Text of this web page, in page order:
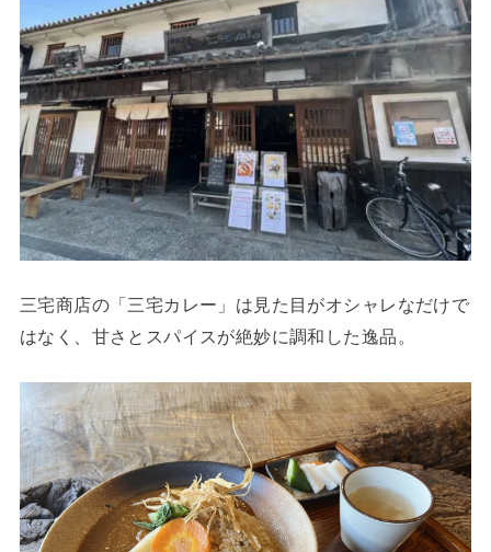
三宅商店の「三宅カレー」は見た目がオシャレなだけで
はなく、甘さとスパイスが絶妙に調和した逸品。